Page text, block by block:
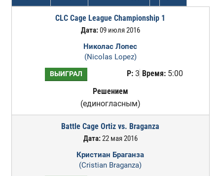
CLC Cage League Championship 1
Дата:09 июля 2016
Николас Лопес
(Nicolas Lopez)
ВЫИГРАЛ Р:3 Время:5:00
Решением
(единогласным)
Battle Cage Ortiz vs. Braganza
Дата:22 мая 2016
Кристиан Браганза
(Cristian Braganza)